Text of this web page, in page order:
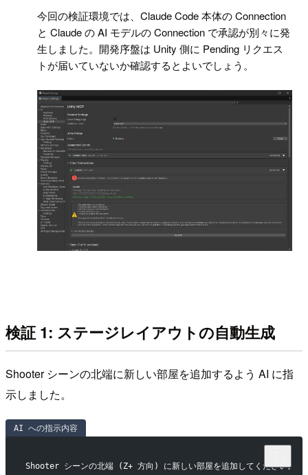
今回の検証環境では、Claude Code 本体の Connection
と Claude の AI モデルの Connection で承認が別々に発
生しました。開発序盤は Unity 側に Pending リクエス
トが届いていないか確認するとよいでしょう。
検証 1: ステージレイアウトの自動生成
Shooter シーンの北端に新しい部屋を追加するよう AI に指
示しました。
AI への指示内容
Shooter シーンの北端 (Z+ 方向) に新しい部屋を追加してください。